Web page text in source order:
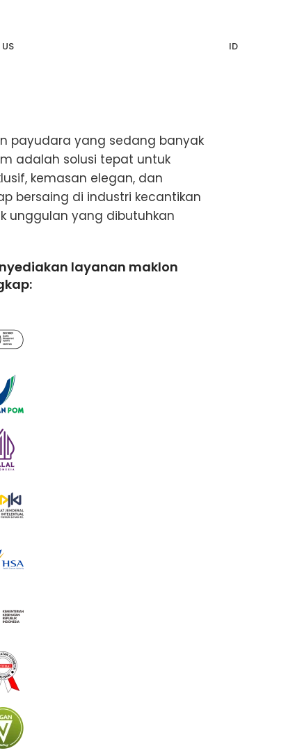
ID
payudara yang sedang banyak
adalah solusi tepat untuk
kemasan elegan, dan
bersaing di industri kecantikan
unggulan yang dibutuhkan
layanan maklon